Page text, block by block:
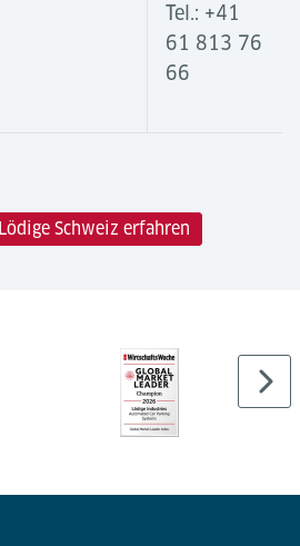
Tel.: +41
61 813 76
66
Schweiz erfahren